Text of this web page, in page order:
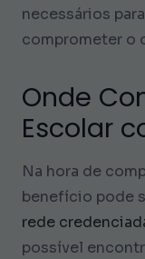
necessários
comprometer o
Onde
Escolar
Na hora de
benefício pode
rede
possível